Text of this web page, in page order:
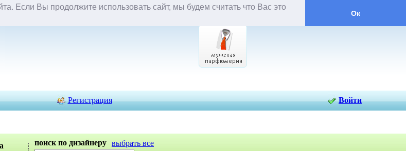
Если Вы продолжите использовать сайт, мы будем считать что Вас это
Ок
статус заказа новые товары
Регистрация Войти
поиск по дизайнеру выбрать все